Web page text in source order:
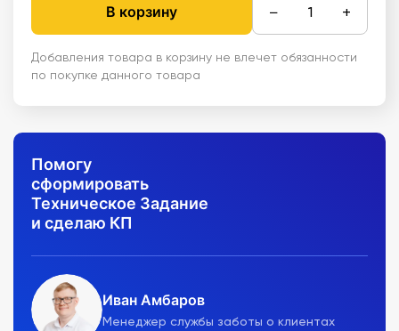
В корзину − +
Добавления товара в корзину не влечет обязанности
по покупке данного товара
Помогу
сформировать
Техническое Задание
и сделаю КП
Иван Амбаров
Менеджер службы заботы о клиентах